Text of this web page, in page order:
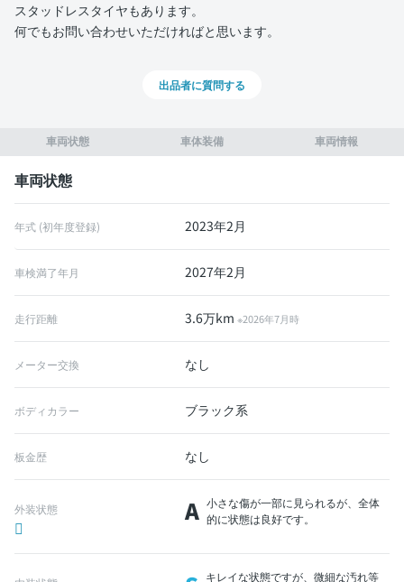
車両状態 車体装備 車両情報
車両状態
年式 (初年度登録) 2023年2月
車検満了年月 2027年2月
走行距離 3.6万km※2026年7月時
メーター交換 なし
ボディカラー ブラック系
板金歴 なし
外装状態 A 小さな傷が一部に見られるが、全体
的に状態は良好です。
キレイな状態ですが、微細な汚れ等
スタッドレスタイヤもあります。
何でもお問い合わせいただければと思います。
出品者に質問する